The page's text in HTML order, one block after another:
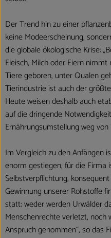
Der Trend hin zu einer
keine Modeerscheinung,
die globale ökologische Krise:
Fleisch, Milch oder Eiern
Tiere geboren, unter Qualen
Tierindustrie ist auch der
Heute weisen deshalb auch
auf die dringende
Ernährungsumstellung weg
Im Vergleich zu den Anfängen
enorm gestiegen, für die
Selbstverpflichtung,
Gewinnung unserer Rohstoffe
statt; weder werden Urwälder
Menschenrechte verletzt,
Anspruch genommen“, so das